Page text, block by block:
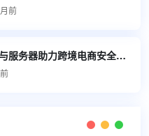
前
蓝易云高防CDN与服务器助力跨境电商安全加速